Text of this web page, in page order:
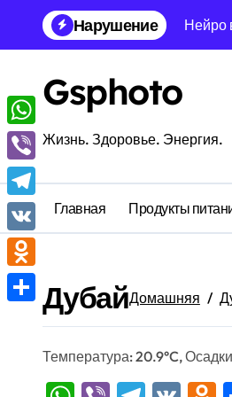
Перейти
содержанию
Нарушение
Нейро
Gsphoto
Жизнь. Здоровье. Энергия.
Главная Продукты
ДубайДомашняя
Температура: 20.9°C,
WhatsApp
Viber
Telegram
VK
Odnoklassniki
Отправить